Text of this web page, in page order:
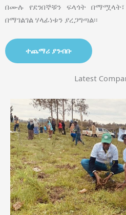
በሙሉ የደንበኞቹን ፍላጎት
በማገልገል ሃላፊነቱን ያረጋግጣል፡፡
ተጨማሪ ያንብቡ
Latest